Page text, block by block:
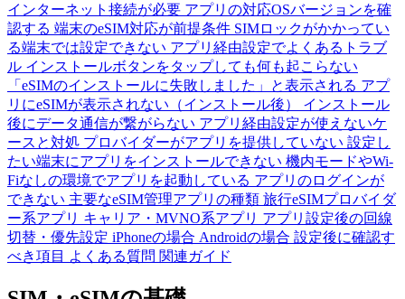
インターネット接続が必要 アプリの対応OSバージョンを確
認する 端末のeSIM対応が前提条件 SIMロックがかかってい
る端末では設定できない アプリ経由設定でよくあるトラブ
ル インストールボタンをタップしても何も起こらない
「eSIMのインストールに失敗しました」と表示される アプ
リにeSIMが表示されない（インストール後） インストール
後にデータ通信が繋がらない アプリ経由設定が使えないケ
ースと対処 プロバイダーがアプリを提供していない 設定し
たい端末にアプリをインストールできない 機内モードやWi-
Fiなしの環境でアプリを起動している アプリのログインが
できない 主要なeSIM管理アプリの種類 旅行eSIMプロバイダ
ー系アプリ キャリア・MVNO系アプリ アプリ設定後の回線
切替・優先設定 iPhoneの場合 Androidの場合 設定後に確認す
べき項目 よくある質問 関連ガイド